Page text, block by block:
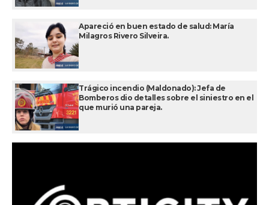
Apareció en buen estado de salud: María
Milagros Rivero Silveira.
Trágico incendio (Maldonado): Jefa de
Bomberos dio detalles sobre el siniestro en el
que murió una pareja.